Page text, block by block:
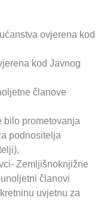
ovjerena kod
kod Javnog
članove
bilo prometovanja
podnositelja
Zemljišnoknjižne
članovi
uvjetnu za